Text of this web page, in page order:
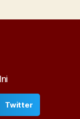
Twitter